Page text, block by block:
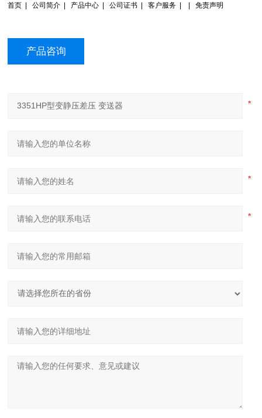
首页 | 公司简介 | 产品中心 | 公司证书 | 客户服务 | | 免责声明
产品咨询